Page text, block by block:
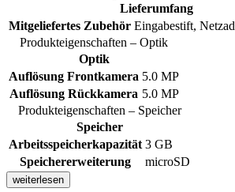
Lieferumfang
Mitgeliefertes Zubehör Eingabestift,
Produkteigenschaften – Optik
Optik
Auflösung Frontkamera 5.0 MP
Auflösung Rückkamera 5.0 MP
Produkteigenschaften – Speicher
Speicher
Arbeitsspeicherkapazität 3 GB
Speichererweiterung
microSD
weiterlesen